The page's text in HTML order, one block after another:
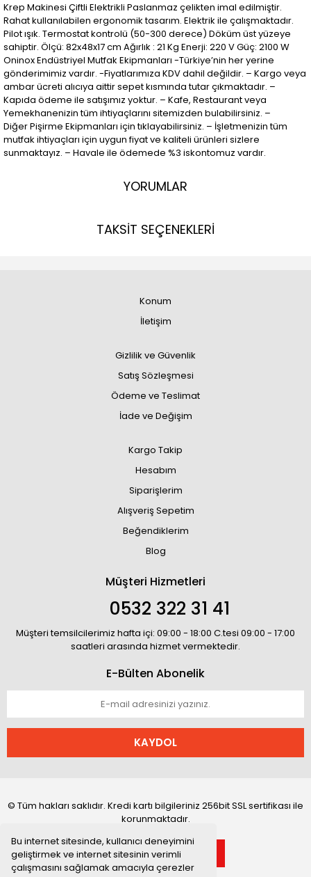
Bu internet sitesinde, kullanıcı deneyimini
geliştirmek ve internet sitesinin verimli
çalışmasını sağlamak amacıyla çerezler
Krep Makinesi Çiftli Elektrikli Paslanmaz çelikten imal edilmiştir.
Rahat kullanılabilen ergonomik tasarım. Elektrik ile çalışmaktadır.
Pilot ışık. Termostat kontrolü (50-300 derece) Döküm üst yüzeye
sahiptir. Ölçü: 82x48x17 cm Ağırlık : 21 Kg Enerji: 220 V Güç: 2100 W
Oninox Endüstriyel Mutfak Ekipmanları -Türkiye’nin her yerine
gönderimimiz vardır. -Fiyatlarımıza KDV dahil değildir. – Kargo veya
ambar ücreti alıcıya aittir sepet kısmında tutar çıkmaktadır. –
Kapıda ödeme ile satışımız yoktur. – Kafe, Restaurant veya
Yemekhanenizin tüm ihtiyaçlarını sitemizden bulabilirsiniz. –
Diğer Pişirme Ekipmanları için tıklayabilirsiniz. – İşletmenizin tüm
mutfak ihtiyaçları için uygun fiyat ve kaliteli ürünleri sizlere
sunmaktayız. – Havale ile ödemede %3 iskontomuz vardır.
YORUMLAR
TAKSİT SEÇENEKLERİ
Konum
İletişim
Gizlilik ve Güvenlik
Satış Sözleşmesi
Ödeme ve Teslimat
İade ve Değişim
Kargo Takip
Hesabım
Siparişlerim
Alışveriş Sepetim
Beğendiklerim
Blog
Müşteri Hizmetleri
0532 322 31 41
Müşteri temsilcilerimiz hafta içi: 09:00 - 18:00 C.tesi 09:00 - 17:00
saatleri arasında hizmet vermektedir.
E-Bülten Abonelik
KAYDOL
© Tüm hakları saklıdır. Kredi kartı bilgileriniz 256bit SSL sertifikası ile
korunmaktadır.